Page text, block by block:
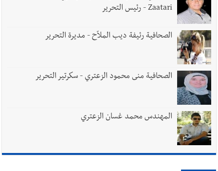
Zaatari - رئيس التحرير
الصحافية رئيفة ديب الملاّح - مديرة التحرير
الصحافية منى محمود الزعتري - سكرتير التحرير
المهندس محمد غسان الزعتري